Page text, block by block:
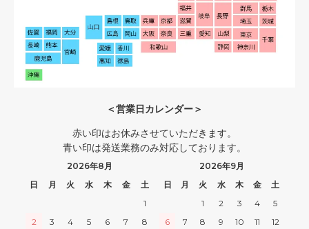
＜営業日カレンダー＞
赤い印はお休みさせていただきます。
青い印は発送業務のみ対応しております。
2026年8月
日
月 火 水 木 金
土
1
2
3 4 5 6 7
8
2026年9月
日
月 火 水 木 金
土
1
2 3 4
5
6
7 8 9 10 11
12